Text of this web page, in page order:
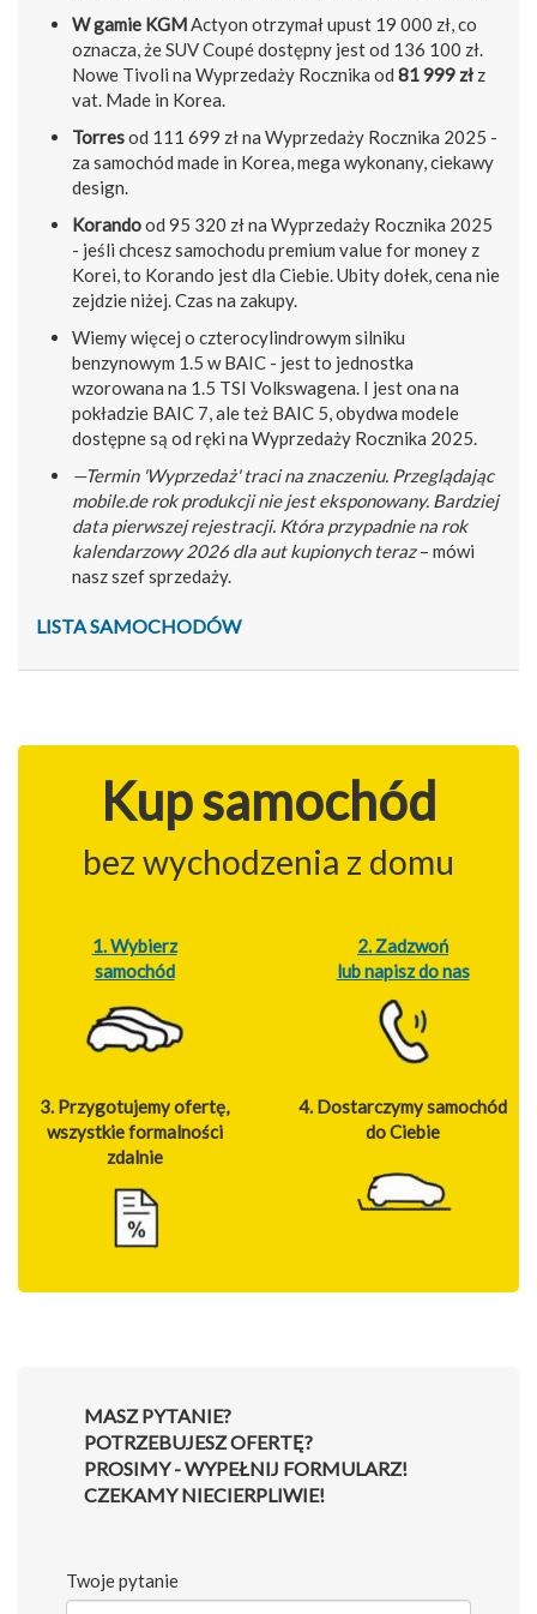
W gamie KGMActyon otrzymał upust 19 000 zł, co
oznacza, że SUV Coupé dostępny jest od 136 100 zł.
Nowe Tivoli na Wyprzedaży Rocznika od 81 999 zł z
vat. Made in Korea.
Torresod 111 699 zł na Wyprzedaży Rocznika 2025 -
za samochód made in Korea, mega wykonany, ciekawy
design.
Korandood 95 320 zł na Wyprzedaży Rocznika 2025
- jeśli chcesz samochodu premium value for money z
Korei, to Korando jest dla Ciebie. Ubity dołek, cena nie
zejdzie niżej. Czas na zakupy.
Wiemy więcej o czterocylindrowym silniku
benzynowym 1.5 w BAIC - jest to jednostka
wzorowana na 1.5 TSI Volkswagena. I jest ona na
pokładzie BAIC 7, ale też BAIC 5, obydwa modele
dostępne są od ręki na Wyprzedaży Rocznika 2025.
—Termin 'Wyprzedaż' traci na znaczeniu. Przeglądając
mobile.de rok produkcji nie jest eksponowany. Bardziej
data pierwszej rejestracji. Która przypadnie na rok
kalendarzowy 2026 dla aut kupionych teraz– mówi
nasz szef sprzedaży.
LISTA SAMOCHODÓW
Kup samochód
bez wychodzenia z domu
1. Wybierz
samochód
2. Zadzwoń
lub napisz do nas
3. Przygotujemy ofertę,
wszystkie formalności
zdalnie
4. Dostarczymy samochód
do Ciebie
MASZ PYTANIE?
POTRZEBUJESZ OFERTĘ?
PROSIMY - WYPEŁNIJ FORMULARZ!
CZEKAMY NIECIERPLIWIE!
Twoje pytanie